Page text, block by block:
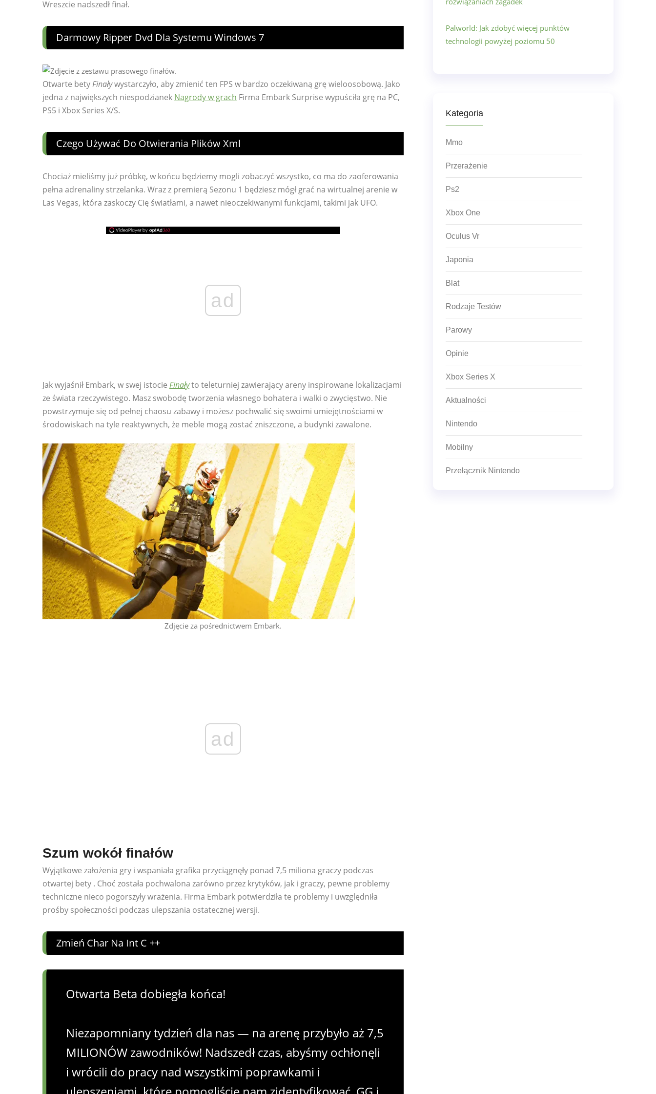
Wreszcie nadszedł finał.
Darmowy Ripper Dvd Dla Systemu Windows 7
Otwarte betyFinaływystarczyło, aby zmienić ten FPS w bardzo oczekiwaną grę wieloosobową. Jako
jedna z największych niespodzianek Nagrody w grach Firma Embark Surprise wypuściła grę na PC,
PS5 i Xbox Series X/S.
Czego Używać Do Otwierania Plików Xml
Chociaż mieliśmy już próbkę, w końcu będziemy mogli zobaczyć wszystko, co ma do zaoferowania
pełna adrenaliny strzelanka. Wraz z premierą Sezonu 1 będziesz mógł grać na wirtualnej arenie w
Las Vegas, która zaskoczy Cię światłami, a nawet nieoczekiwanymi funkcjami, takimi jak UFO.
ad
Jak wyjaśnił Embark, w swej istocie Finałyto teleturniej zawierający areny inspirowane lokalizacjami
ze świata rzeczywistego. Masz swobodę tworzenia własnego bohatera i walki o zwycięstwo. Nie
powstrzymuje się od pełnej chaosu zabawy i możesz pochwalić się swoimi umiejętnościami w
środowiskach na tyle reaktywnych, że meble mogą zostać zniszczone, a budynki zawalone.
Zdjęcie za pośrednictwem Embark.
ad
Szum wokół finałów
Wyjątkowe założenia gry i wspaniała grafika przyciągnęły ponad 7,5 miliona graczy podczas
otwartej bety . Choć została pochwalona zarówno przez krytyków, jak i graczy, pewne problemy
techniczne nieco pogorszyły wrażenia. Firma Embark potwierdziła te problemy i uwzględniła
prośby społeczności podczas ulepszania ostatecznej wersji.
Zmień Char Na Int C ++
Otwarta Beta dobiegła końca!
Niezapomniany tydzień dla nas — na arenę przybyło aż 7,5
MILIONÓW zawodników! Nadszedł czas, abyśmy ochłonęli
i wrócili do pracy nad wszystkimi poprawkami i
Palworld: Jak zdobyć więcej punktów
technologii powyżej poziomu 50
Kategoria
Mmo
Przerażenie
Ps2
Xbox One
Oculus Vr
Japonia
Blat
Rodzaje Testów
Parowy
Opinie
Xbox Series X
Aktualności
Nintendo
Mobilny
Przełącznik Nintendo